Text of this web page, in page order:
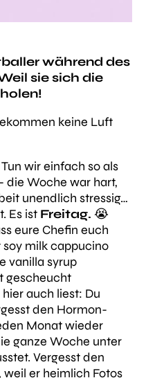
während des
sie sich die
keine Luft
wir einfach so als
die Woche war hart,
unendlich stressig…
Es ist Freitag. 😭
eure Chefin euch
milk cappucino
vanilla syrup
gescheucht
auch liest: Du
den Hormon-
Monat wieder
ganze Woche unter
Vergesst den
er heimlich Fotos